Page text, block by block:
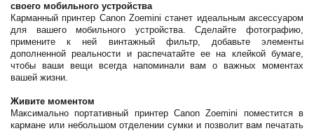
своего мобильного устройства
Карманный принтер Canon Zoemini станет идеальным аксессуаром
для вашего мобильного устройства. Сделайте фотографию,
примените к ней винтажный фильтр, добавьте элементы
дополненной реальности и распечатайте ее на клейкой бумаге,
чтобы ваши вещи всегда напоминали вам о важных моментах
вашей жизни.
Живите моментом
Максимально портативный принтер Canon Zoemini поместится в
кармане или небольшом отделении сумки и позволит вам печатать